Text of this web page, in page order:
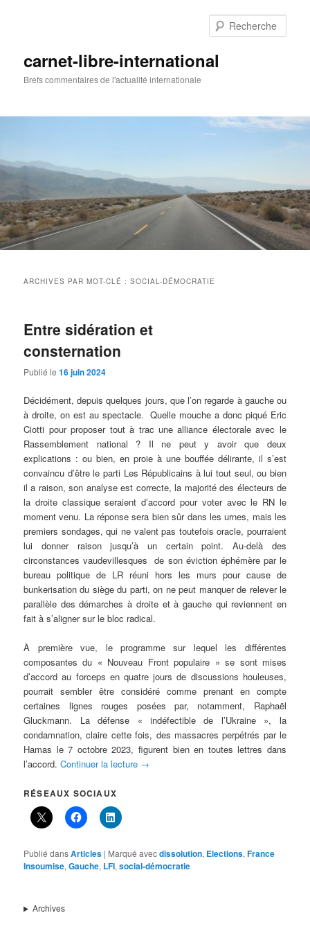
carnet-libre-international
Brefs commentaires de l'actualité internationale
ARCHIVES PAR MOT-CLÉ :SOCIAL-DÉMOCRATIE
Entre sidération et
consternation
Publié le16 juin 2024
Décidément, depuis quelques jours, que l’on regarde à gauche ou
à droite, on est au spectacle. Quelle mouche a donc piqué Eric
Ciotti pour proposer tout à trac une alliance électorale avec le
Rassemblement national ? Il ne peut y avoir que deux
explications : ou bien, en proie à une bouffée délirante, il s’est
convaincu d’être le parti Les Républicains à lui tout seul, ou bien
il a raison, son analyse est correcte, la majorité des électeurs de
la droite classique seraient d’accord pour voter avec le RN le
moment venu. La réponse sera bien sûr dans les urnes, mais les
premiers sondages, qui ne valent pas toutefois oracle, pourraient
lui donner raison jusqu’à un certain point. Au-delà des
circonstances vaudevillesques de son éviction éphémère par le
bureau politique de LR réuni hors les murs pour cause de
bunkerisation du siège du parti, on ne peut manquer de relever le
parallèle des démarches à droite et à gauche qui reviennent en
fait à s’aligner sur le bloc radical.
À première vue, le programme sur lequel les différentes
composantes du « Nouveau Front populaire » se sont mises
d’accord au forceps en quatre jours de discussions houleuses,
pourrait sembler être considéré comme prenant en compte
certaines lignes rouges posées par, notamment, Raphaël
Gluckmann. La défense « indéfectible de l’Ukraine », la
condamnation, claire cette fois, des massacres perpétrés par le
Hamas le 7 octobre 2023, figurent bien en toutes lettres dans
l’accord.Continuer la lecture →
RÉSEAUX SOCIAUX
Publié dansArticles | Marqué avecdissolution, Elections,France
Insoumise,Gauche, LFI,social-démocratie
Archives